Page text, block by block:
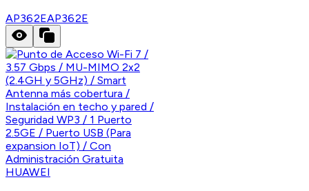
AP362EAP362E
HUAWEI